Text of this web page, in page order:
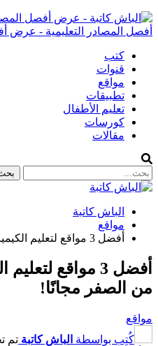
أفصل المصادر التعليمية - عرض
كتب
قنوات
مواقع
تطبيقات
تعليم الأطفال
كورسات
مقالات
الباش كاتبة
مواقع
أفضل 3 مواقع لتعليم الكيمياء (Chemistry) من الصفر مجانًا!
من الصفر مجانًا!
مواقع
كُتِب بواسطة الباش كاتبة تم